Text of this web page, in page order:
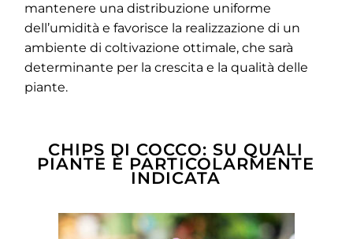
mantenere una distribuzione uniforme
dell’umidità e favorisce la realizzazione di un
ambiente di coltivazione ottimale, che sarà
determinante per la crescita e la qualità delle
piante.
CHIPS DI COCCO: SU QUALI
PIANTE È PARTICOLARMENTE
INDICATA